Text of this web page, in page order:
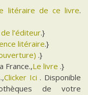
litéraire de ce livre.
l’éditeur.}
litéraire.}
.}
France.,Le livre .}
Clicker Ici . Disponible
de votre